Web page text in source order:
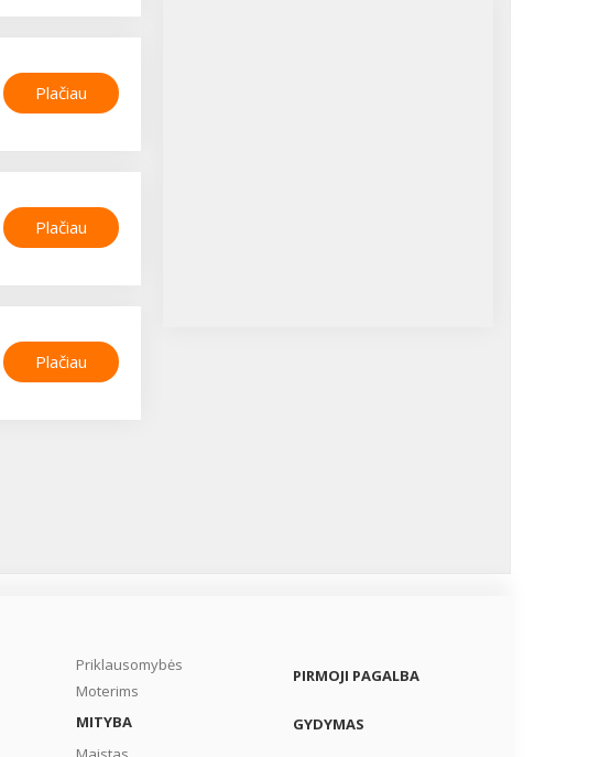
Plačiau
Plačiau
Plačiau
Priklausomybės
Moterims
MITYBA
PIRMOJI PAGALBA
GYDYMAS